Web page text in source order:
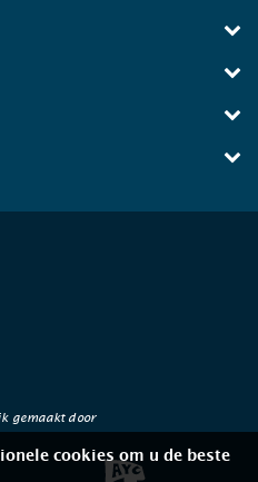
gemaakt door
cookies om u de beste